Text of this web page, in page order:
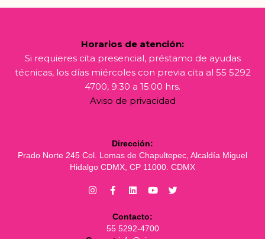
Horarios de atención:
Si requieres cita presencial, préstamo de ayudas
técnicas, los días miércoles con previa cita al 55 5292
4700, 9:30 a 15:00 hrs.
Aviso de privacidad
Dirección:
Prado Norte 245 Col. Lomas de Chapultepec, Alcaldía Miguel
Hidalgo CDMX, CP 11000. CDMX
Contacto:
55 5292-4700